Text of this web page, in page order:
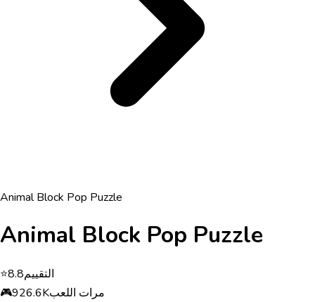
Animal Block Pop Puzzle
Animal Block Pop Puzzle
⭐8.8التقييم
🎮926.6Kمرات اللعب